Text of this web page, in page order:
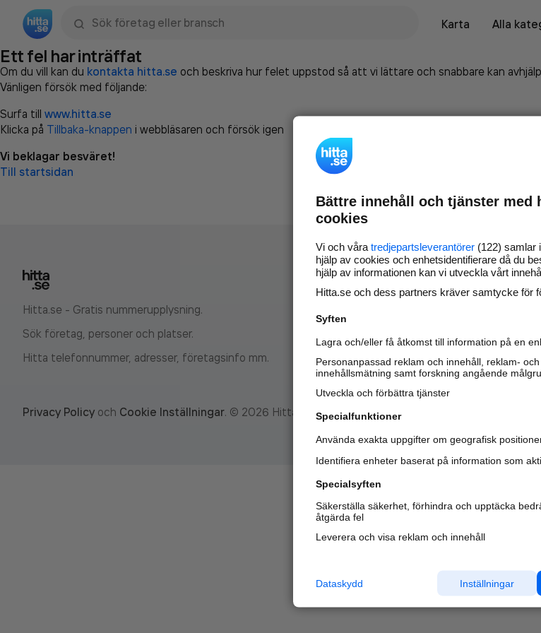
Karta
Alla
Ett fel har inträffat
Om du vill kan du kontakta hitta.se och beskriva hur felet uppstod så att vi lättare och snabbare kan
Vänligen försök med följande:
Surfa till www.hitta.se
Klicka på Tillbaka-knappen i webbläsaren och försök igen
Vi beklagar besväret!
Till startsidan
Hitta.se - Gratis nummerupplysning.
Sök företag, personer och platser.
Hitta telefonnummer, adresser, företagsinfo mm.
Marknadsför
nya kunder och
samarbetspartners
Läs mer här
Privacy Policy och Cookie Inställningar. © 2026 Hitta.se
Bättre innehåll och tjänster med
cookies
Vi och våra tredjepartsleverantörer (122) samlar
hjälp av cookies och enhetsidentifierare då du
hjälp av informationen kan vi utveckla vårt
Hitta.se och dess partners kräver samtycke för
Syften
Lagra och/eller få åtkomst till information på en
Personanpassad reklam och innehåll, reklam- och
innehållsmätning samt forskning angående
Utveckla och förbättra tjänster
Specialfunktioner
Använda exakta uppgifter om geografisk
Identifiera enheter baserat på information som
Specialsyften
Säkerställa säkerhet, förhindra och upptäcka
åtgärda fel
Leverera och visa reklam och innehåll
Inställningar
Dataskydd